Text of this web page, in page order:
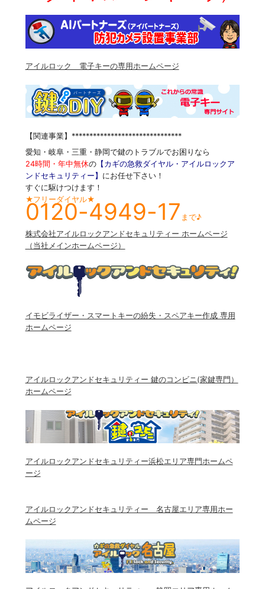
アイルロック 電子キーの専用ホームページ
【関連事業】*******************************
愛知・岐阜・三重・静岡で鍵のトラブルでお困りなら
24時間・年中無休の【カギの急救ダイヤル・アイルロックア
ンドセキュリティー】 にお任せ下さい！
すぐに駆けつけます！
★フリーダイヤル★
0120-4949-17 まで♪
株式会社アイルロックアンドセキュリティー ホームページ
（当社メインホームページ）
イモビライザー・スマートキーの紛失・スペアキー作成 専用
ホームページ
アイルロックアンドセキュリティー 鍵のコンビニ(家鍵専門）
ホームページ
アイルロックアンドセキュリティー浜松エリア専門ホームペ
ージ
アイルロックアンドセキュリティー 名古屋エリア専用ホー
ムページ